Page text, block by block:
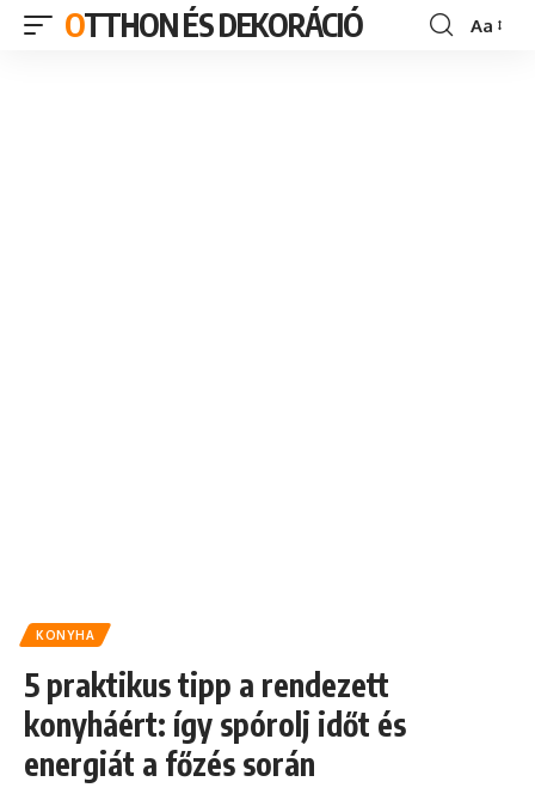
OTTHON ÉS DEKORÁCIÓ
Font
Aa
KONYHA
5 praktikus tipp a rendezett
konyháért: így spórolj időt és
energiát a főzés során